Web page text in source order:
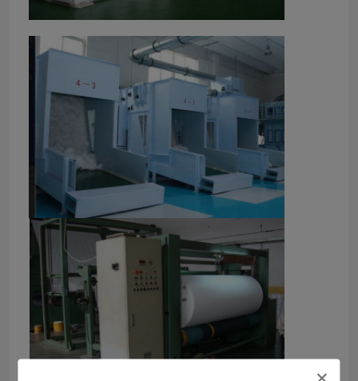
Über uns
Werksbesichtigung
Qualitätskontrolle
Kontakt mit uns
Neuigkeiten
Rechtssachen
Bitte um ein Angebot